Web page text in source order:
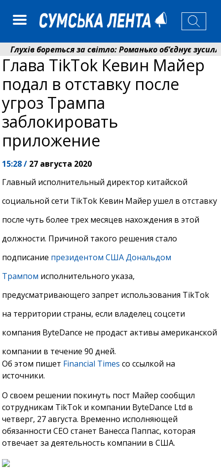
бореться за світло: Романько об’єднує зусилля
фонд Сумщини спрямував 0,2 млрд грн на
Глава TikTok Кевин Майер
подал в отставку после
угроз Трампа
заблокировать
приложение
15:28 / 27 августа 2020
Главный исполнительный директор китайской
социальной сети TikTok Кевин Майер ушел в отставку
после чуть более трех месяцев нахождения в этой
должности. Причиной такого решения стало
подписание президентом США Дональдом
Трампом исполнительного указа,
предусматривающего запрет использования TikTok
на территории страны, если владелец соцсети
компания ByteDance не продаст активы американской
компании в течение 90 дней.
Об этом пишет Financial Times со ссылкой на
источники.
О своем решении покинуть пост Майер сообщил
сотрудникам TikTok и компании ByteDance Ltd в
четверг, 27 августа. Временно исполняющей
обязанности CEO станет Ванесса Паппас, которая
отвечает за деятельность компании в США.